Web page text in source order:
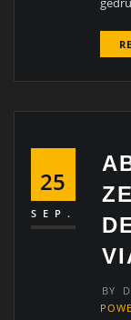
25
SEP.
BY